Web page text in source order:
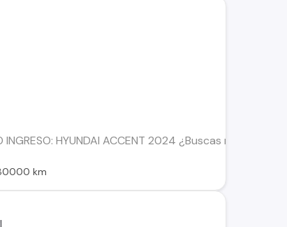
INGRESO: HYUNDAI ACCENT 2024 ¿Buscas
km